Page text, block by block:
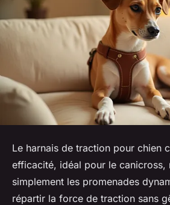
Le harnais de traction pour chien
efficacité, idéal pour le canicross,
simplement les promenades
répartir la force de traction sans